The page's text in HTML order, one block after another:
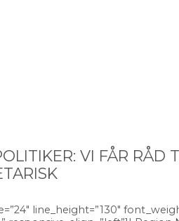
VI FÅR
line_height=”130″